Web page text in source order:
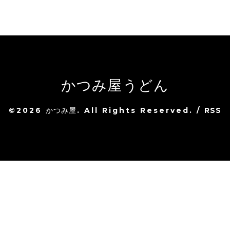
かつみ屋うどん
©2026 かつみ屋 . All Rights Reserved. / RSS